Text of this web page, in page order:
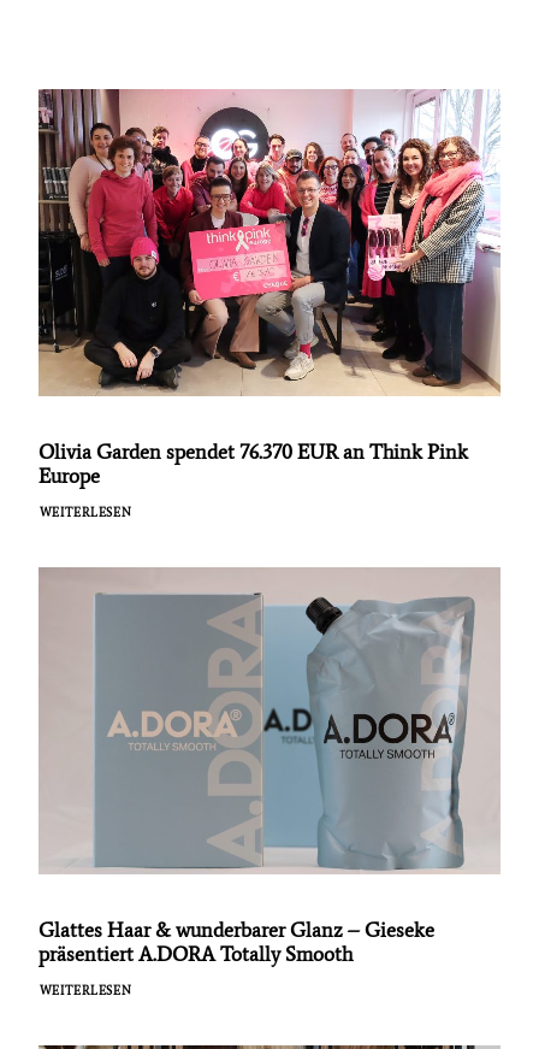
Olivia Garden spendet 76.370 EUR an Think Pink
Europe
WEITERLESEN
Glattes Haar & wunderbarer Glanz – Gieseke
präsentiert A.DORA Totally Smooth
WEITERLESEN